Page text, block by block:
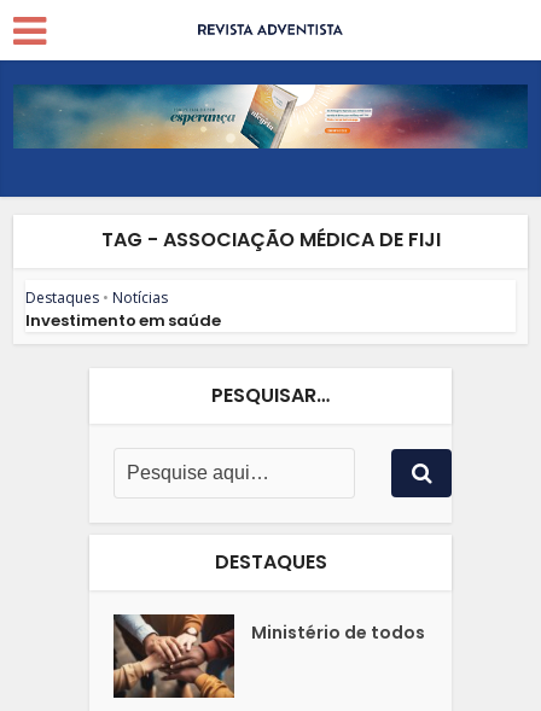
TAG - ASSOCIAÇÃO MÉDICA DE FIJI
Destaques • Notícias
Investimento em saúde
PESQUISAR…
DESTAQUES
Ministério de todos